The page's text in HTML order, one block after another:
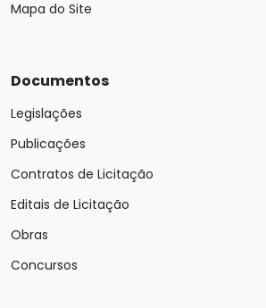
Mapa do Site
Documentos
Legislações
Publicações
Contratos de Licitação
Editais de Licitação
Obras
Concursos